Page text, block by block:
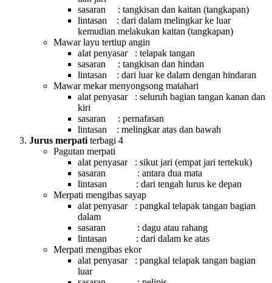
sasaran : tangkisan dan kaitan (tangkapan)
lintasan : dari dalam melingkar ke luar
kemudian melakukan kaitan (tangkapan)
Mawar layu tertiup angin
alat penyasar : telapak tangan
sasaran : tangkisan dan hindan
lintasan : dari luar ke dalam dengan hindaran
Mawar mekar menyongsong matahari
alat penyasar : seluruh bagian tangan kanan dan
kiri
sasaran : pernafasan
lintasan : melingkar atas dan bawah
Jurus merpati terbagi 4
Pagutan merpati
alat penyasar : sikut jari (empat jari tertekuk)
sasaran : antara dua mata
lintasan : dari tengah lurus ke depan
Merpati mengibas sayap
alat penyasar : pangkal telapak tangan bagian
dalam
sasaran : dagu atau rahang
lintasan : dari dalam ke atas
Merpati mengibas ekor
alat penyasar : pangkal telapak tangan bagian
luar